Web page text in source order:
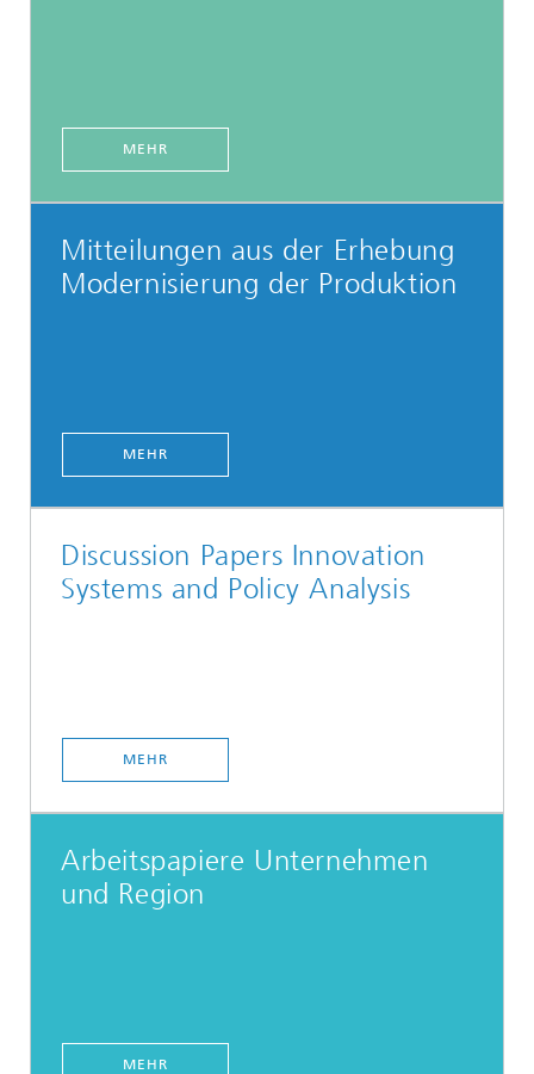
MEHR
Mitteilungen aus der Erhebung
Modernisierung der Produktion
MEHR
Discussion Papers Innovation
Systems and Policy Analysis
MEHR
Arbeitspapiere Unternehmen
und Region
MEHR